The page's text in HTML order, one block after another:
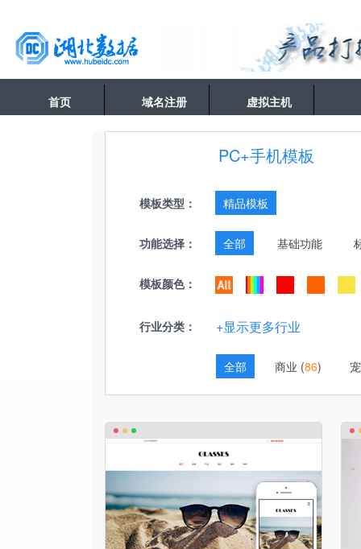
首页 域名注册 虚拟主机
PC+手机模板
模板类型： 精品模板
功能选择： 全部 基础功能
模板颜色：
行业分类： +显示更多行业
全部 商业 (86)